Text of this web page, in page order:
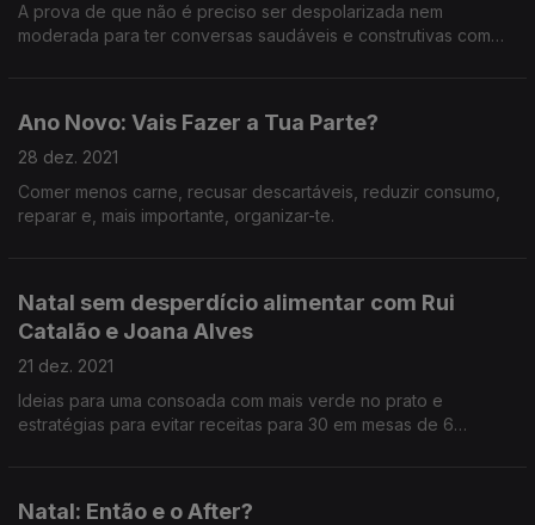
A prova de que não é preciso ser despolarizada nem
moderada para ter conversas saudáveis e construtivas com
Ano Novo: Vais Fazer a Tua Parte?
28 dez. 2021
Comer menos carne, recusar descartáveis, reduzir consumo,
reparar e, mais importante, organizar-te.
Natal sem desperdício alimentar com Rui
Catalão e Joana Alves
21 dez. 2021
Ideias para uma consoada com mais verde no prato e
estratégias para evitar receitas para 30 em mesas de 6
Natal: Então e o After?